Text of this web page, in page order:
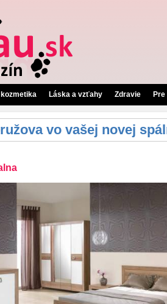
Láska a vzťahy Zdravie
vo vašej novej